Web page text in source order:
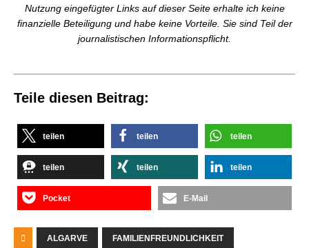
Nutzung eingefügter Links auf dieser Seite erhalte ich keine
finanzielle Beteiligung und habe keine Vorteile. Sie sind Teil der
journalistischen Informationspflicht.
Teile diesen Beitrag:
teilen teilen teilen
teilen teilen teilen
Pocket E-Mail
ALGARVE FAMILIENFREUNDLICHKEIT